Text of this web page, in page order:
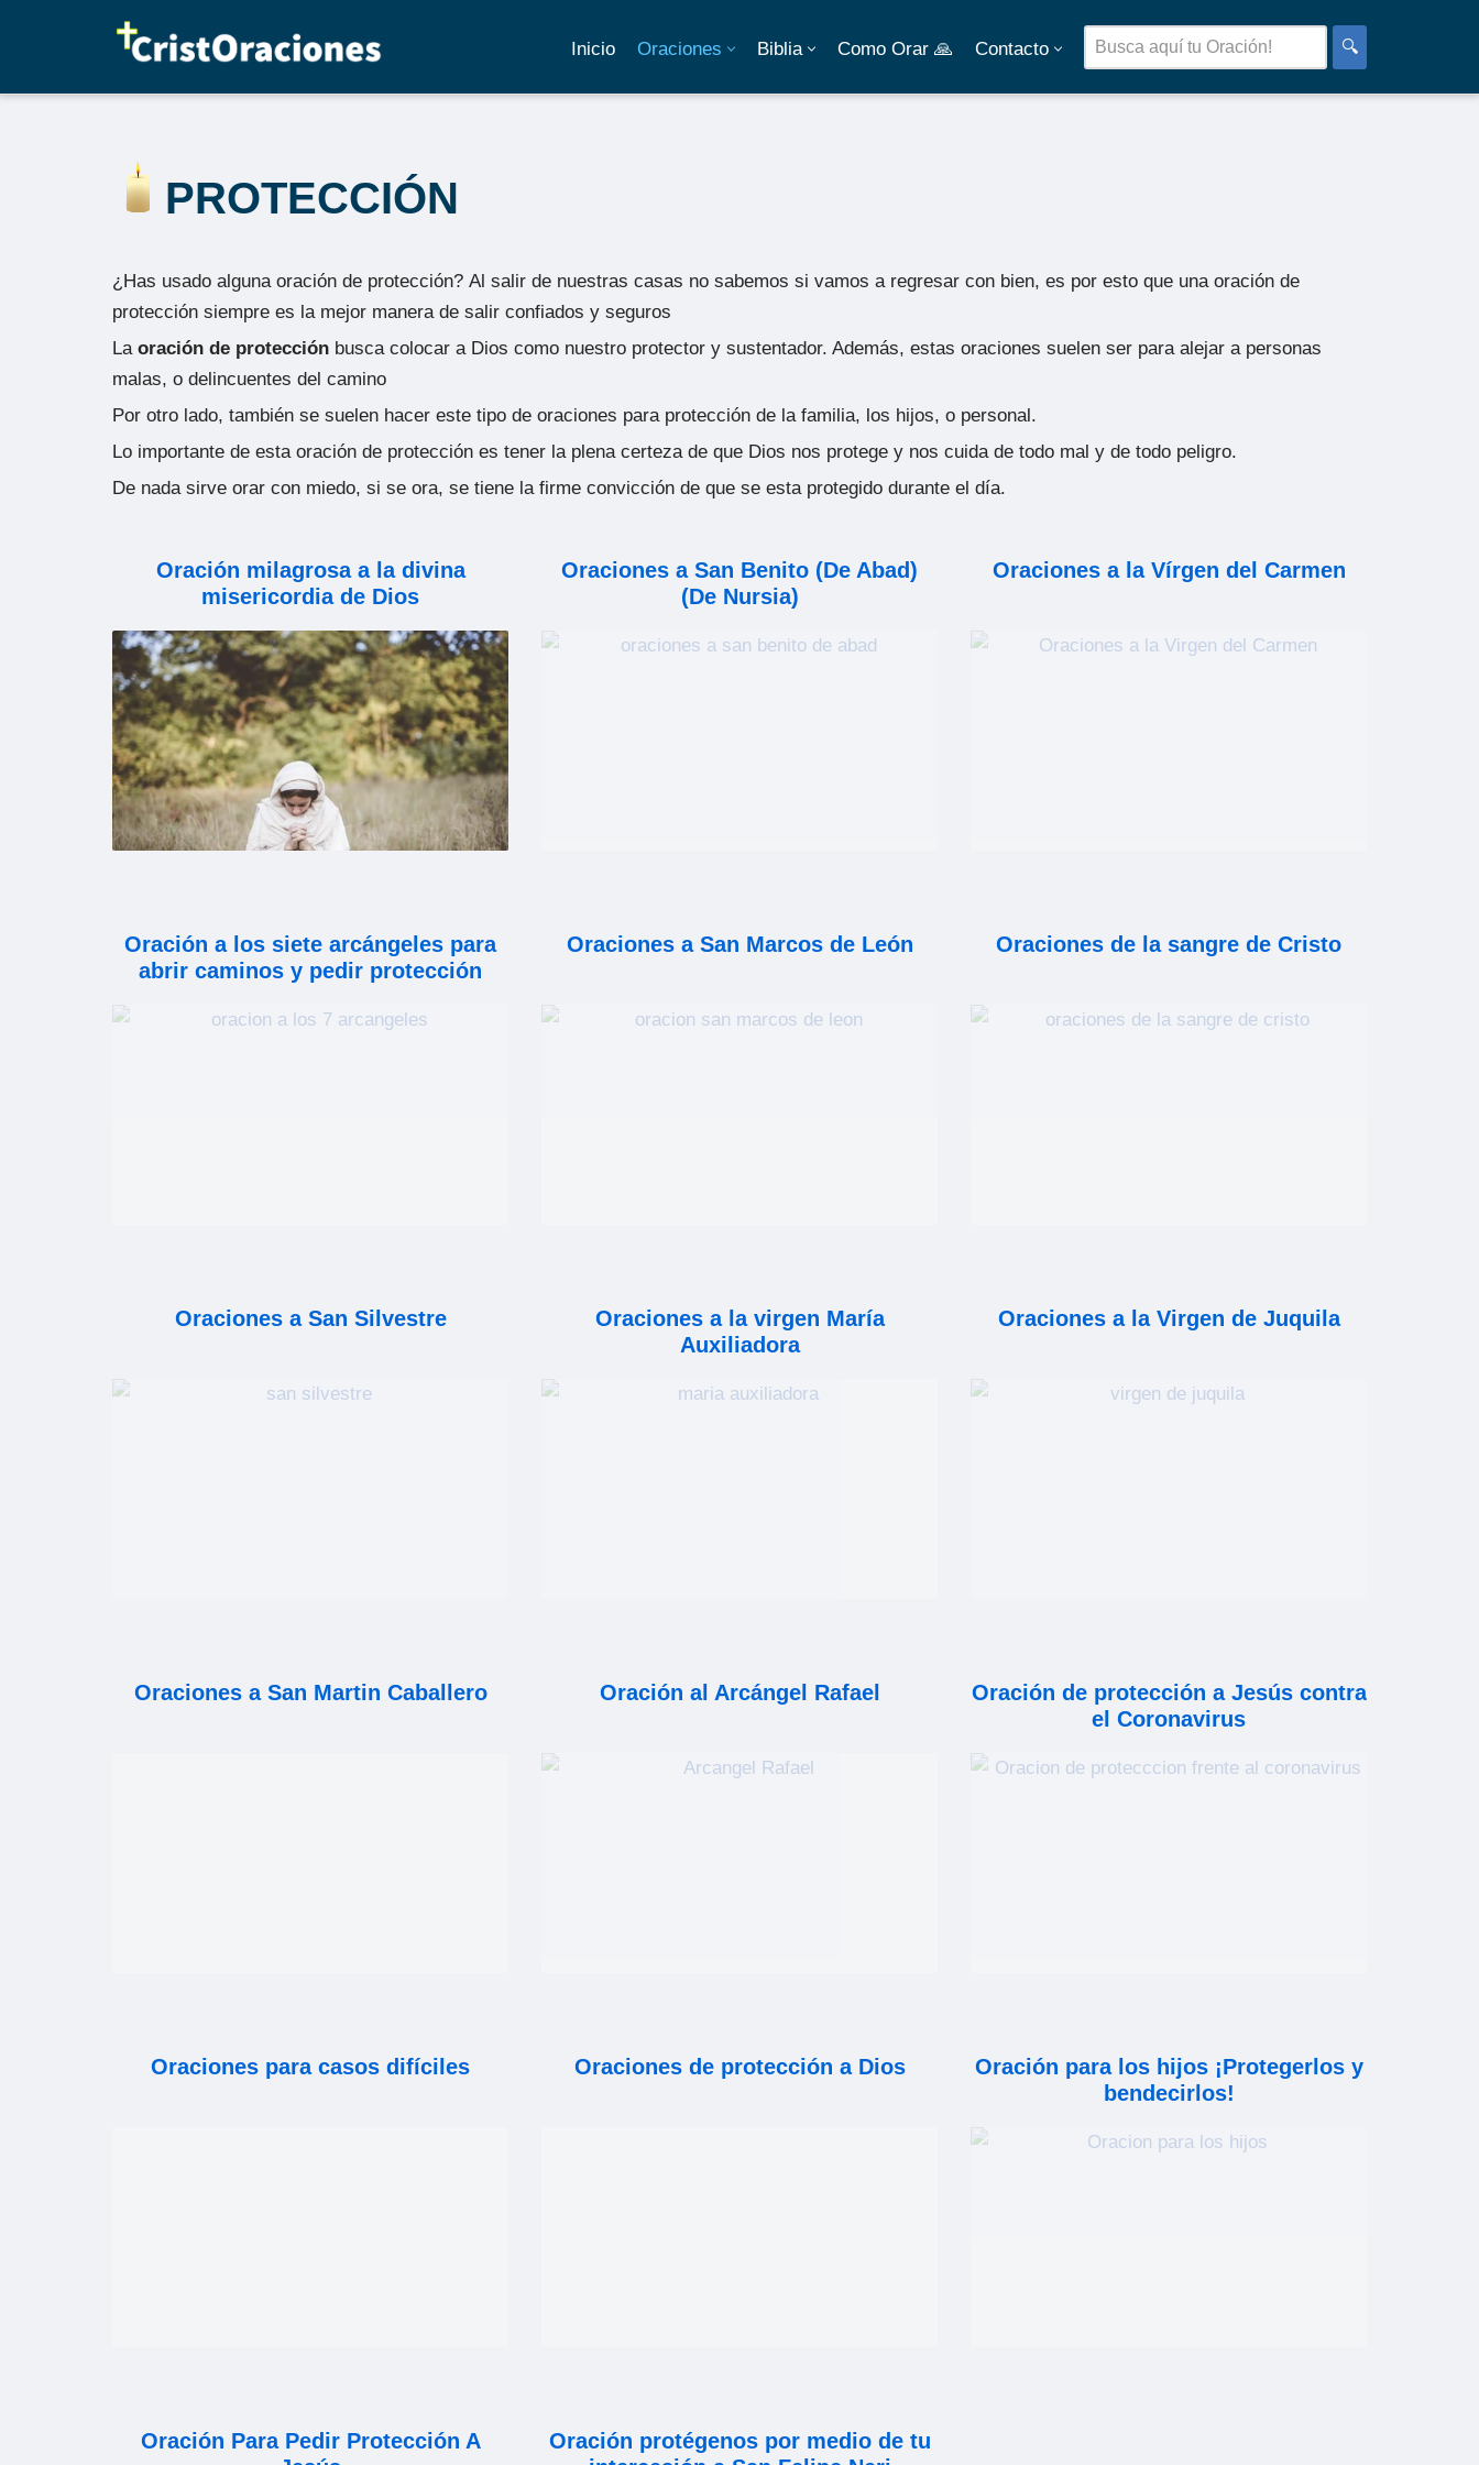
al
Inicio Oraciones Biblia Como Orar 🙏 Contacto 🔍
PROTECCIÓN
¿Has usado alguna oración de protección? Al salir de nuestras casas no sabemos si vamos a regresar con bien, es por esto que una oración de
protección siempre es la mejor manera de salir confiados y seguros
La oración de protección busca colocar a Dios como nuestro protector y sustentador. Además, estas oraciones suelen ser para alejar a personas
malas, o delincuentes del camino
Por otro lado, también se suelen hacer este tipo de oraciones para protección de la familia, los hijos, o personal.
Lo importante de esta oración de protección es tener la plena certeza de que Dios nos protege y nos cuida de todo mal y de todo peligro.
De nada sirve orar con miedo, si se ora, se tiene la firme convicción de que se esta protegido durante el día.
Oración milagrosa a la divina
misericordia de Dios
Oraciones a San Benito (De Abad)
(De Nursia)
Oraciones a la Vírgen del Carmen
Oración a los siete arcángeles para
abrir caminos y pedir protección
Oraciones a San Marcos de León Oraciones de la sangre de Cristo
Oraciones a San Silvestre
Oraciones a la virgen María
Auxiliadora
Oraciones a la Virgen de Juquila
Oraciones a San Martin Caballero Oración al Arcángel Rafael
Oración de protección a Jesús contra
el Coronavirus
Oraciones para casos difíciles Oraciones de protección a Dios
Oración para los hijos ¡Protegerlos y
bendecirlos!
Oración Para Pedir Protección A
Oración protégenos por medio de tu